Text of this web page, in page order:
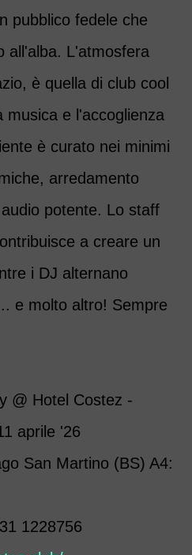
pubblico fedele che
all'alba. L'atmosfera
è quella di club cool
musica e l'accoglienza
è curato nei minimi
arredamento
potente. Lo staff
a creare un
i DJ alternano
e molto altro! Sempre
@ Hotel Costez -
aprile '26
San Martino (BS) A4:
1228756